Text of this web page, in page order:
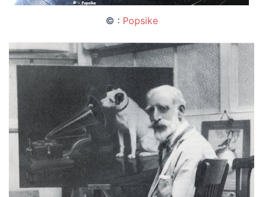
© : Popsike